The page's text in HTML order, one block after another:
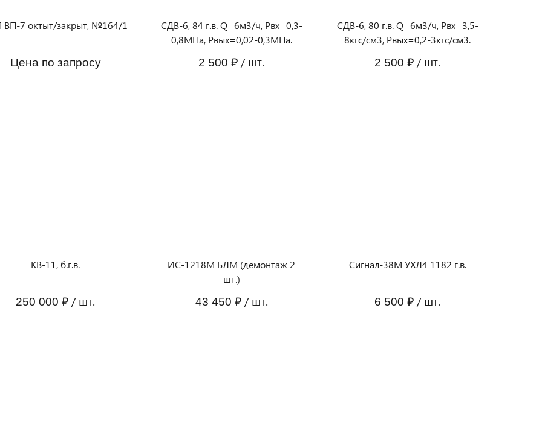
ВП-7 октыт/закрыт, №164/1
Цена по запросу
СДВ-6, 84 г.в. Q=6м3/ч, Pвх=0,3-
0,8МПа, Рвых=0,02-0,3МПа.
2 500 ₽ / шт.
СДВ-6, 80 г.в. Q=6м3/ч, Pвх=3,5-
8кгс/см3, Рвых=0,2-3кгс/см3.
2 500 ₽ / шт.
КВ-11, б.г.в.
250 000 ₽ / шт.
ИС-1218М БЛМ (демонтаж 2
шт.)
43 450 ₽/ шт.
Сигнал-38М УХЛ4 1182 г.в.
6 500 ₽ / шт.